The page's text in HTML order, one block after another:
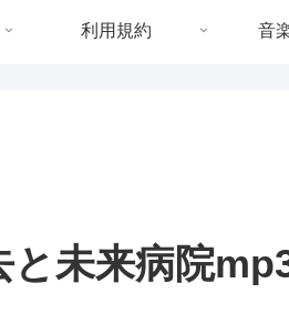
利用規約 音
と未来病院